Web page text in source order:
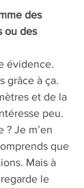
des
ou des
évidence.
grâce à ça.
et de la
peu.
? Je m’en
que
Mais à
le